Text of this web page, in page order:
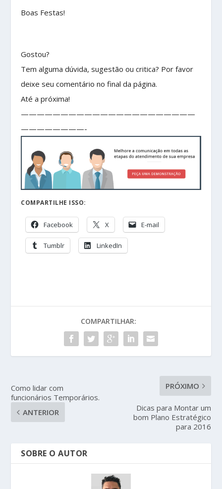
Boas Festas!
Gostou?
Tem alguma dúvida, sugestão ou critica? Por favor
deixe seu comentário no final da página.
Até a próxima!
——————————————————————
————————-
COMPARTILHE ISSO:
Facebook X E-mail
Tumblr LinkedIn
COMPARTILHAR:
Como lidar com
funcionários Temporários.
ANTERIOR
PRÓXIMO
Dicas para Montar um
bom Plano Estratégico
para 2016
SOBRE O AUTOR